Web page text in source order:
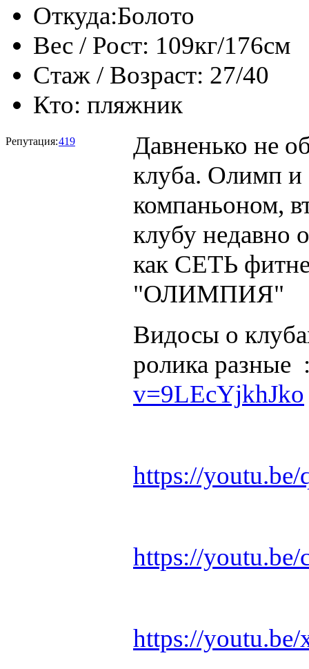
Откуда:Болото
Вес / Рост: 109кг/176см
Стаж / Возраст: 27/40
Кто: пляжник
Репутация:419
Давненько не
клуба. Олимп
компаньоном,
клубу недавно
как СЕТЬ
"ОЛИМПИЯ"
Видосы о
ролика разные
v=9LEcYjkhJko
https://
https://
https://